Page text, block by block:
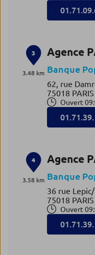
3
3.48 km
Agence
Banque
62, rue
75018
Ouvert
4
3.58 km
Agence
Banque
36 rue
75018
Ouvert